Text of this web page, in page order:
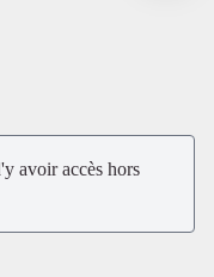
avoir accès hors